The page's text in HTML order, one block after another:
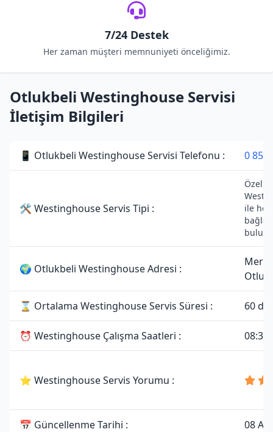
7/24 Destek
Her zaman müşteri memnuniyeti önceliğimiz.
Otlukbeli Westinghouse Servisi
İletişim Bilgileri
📱 Otlukbeli Westinghouse Servisi Telefonu : 0 850
🛠 Westinghouse Servis Tipi :
Özel
ile
🌍 Otlukbeli Westinghouse Adresi :
⌛ Ortalama Westinghouse Servis Süresi : 60
⏰ Westinghouse Çalışma Saatleri : 08:30
⭐ Westinghouse Servis Yorumu :
📅 Güncellenme Tarihi : 08